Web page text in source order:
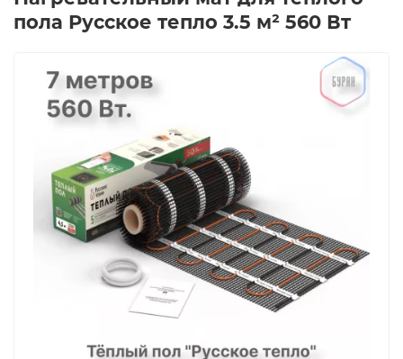
пола Русское тепло 3.5 м² 560 Вт